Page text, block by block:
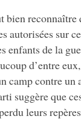
bien reconnaître
autorisées sur
enfants de la
d’entre
camp contre un
suggère que
leurs